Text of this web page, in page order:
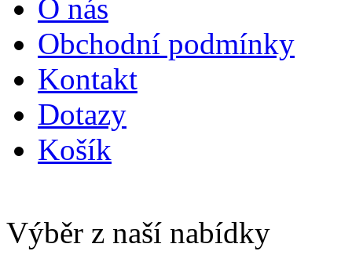
O nás
Obchodní podmínky
Kontakt
Dotazy
Košík
Výběr z naší nabídky